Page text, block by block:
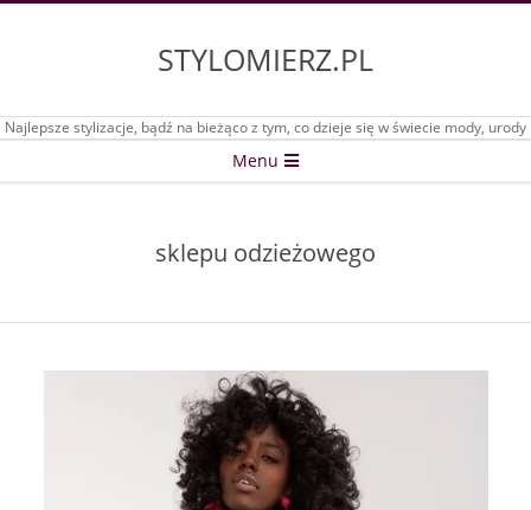
STYLOMIERZ.PL
Najlepsze stylizacje, bądź na bieżąco z tym, co dzieje się w świecie mody, urody
Menu
sklepu odzieżowego